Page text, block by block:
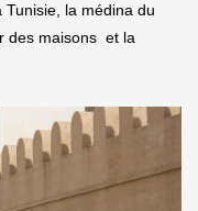
la médina du
des maisons et la